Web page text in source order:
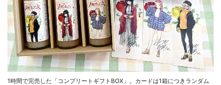
1時間で完売した「コンプリートギフトBOX」。カードは1箱につきランダム